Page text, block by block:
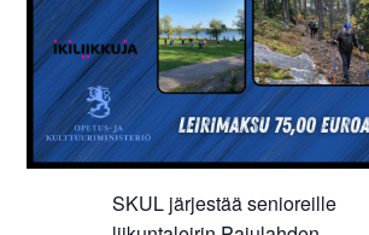
SKUL järjestää senioreille